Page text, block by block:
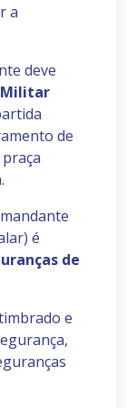
a
deve
de
é
de
e